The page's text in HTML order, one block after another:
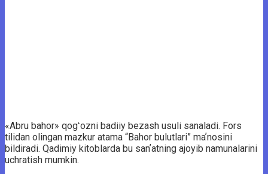
«Abru bahor» qogʻozni badiiy bezash usuli sanaladi. Fors
tilidan olingan mazkur atama “Bahor bulutlari” maʼnosini
bildiradi. Qadimiy kitoblarda bu sanʼatning ajoyib namunalarini
uchratish mumkin.